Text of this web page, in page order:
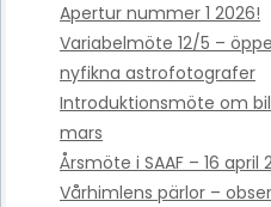
Apertur nummer 1 2026!
Variabelmöte 12/5 –
nyfikna astrofotografer
Introduktionsmöte om
mars
Årsmöte i SAAF – 16 april
Vårhimlens pärlor –